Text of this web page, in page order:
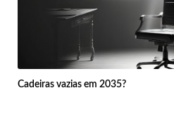
Cadeiras vazias em 2035?